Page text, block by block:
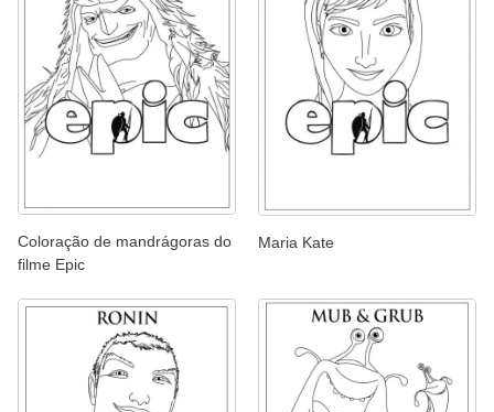
Coloração de mandrágoras do
filme Epic
Maria Kate